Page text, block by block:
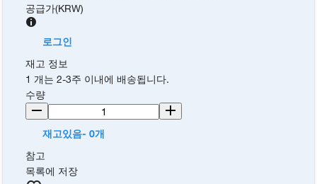
공급가(KRW)
로그인
재고 정보
1 개는 2-3주 이내에 배송됩니다.
수량
재고있음- 0개
참고
목록에 저장